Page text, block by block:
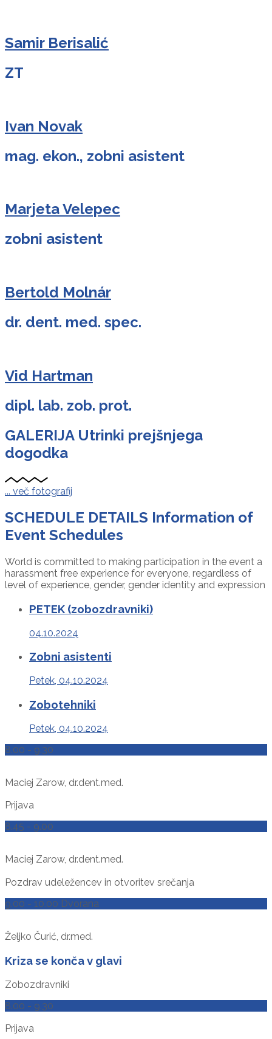
Samir Berisalić
ZT
Ivan Novak
mag. ekon., zobni asistent
Marjeta Velepec
zobni asistent
Bertold Molnár
dr. dent. med. spec.
Vid Hartman
dipl. lab. zob. prot.
GALERIJAUtrinki prejšnjega
dogodka
... več fotografij
SCHEDULE DETAILS Information of
Event Schedules
World is committed to making participation in the event a
harassment free experience for everyone, regardless of
level of experience, gender, gender identity and expression
PETEK (zobozdravniki)
04.10.2024
Zobni asistenti
Petek, 04.10.2024
Zobotehniki
Petek, 04.10.2024
8.00 - 9.30
Maciej Zarow, dr.dent.med.
Prijava
8.45 - 9.00
Maciej Zarow, dr.dent.med.
Pozdrav udeležencev in otvoritev srečanja
9.00 - 10.00 Dvorana
Željko Čurić, dr.med.
Kriza se konča v glavi
Zobozdravniki
8.00 - 9.30
Prijava